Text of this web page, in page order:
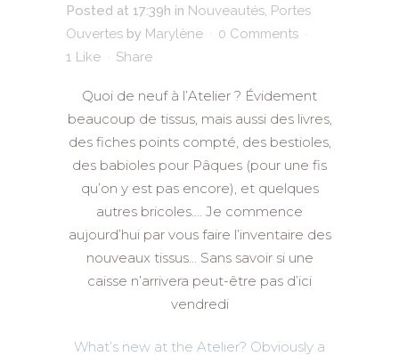
Posted at 17:39h in Nouveautés, Portes
Ouvertes by Marylène
0 Comments
1 Like Share
Quoi de neuf à l’Atelier ? Évidement
beaucoup de tissus, mais aussi des livres,
des fiches points compté, des bestioles,
des babioles pour Pâques (pour une fis
qu’on y est pas encore), et quelques
autres bricoles…. Je commence
aujourd’hui par vous faire l’inventaire des
nouveaux tissus… Sans savoir si une
caisse n’arrivera peut-être pas d’ici
vendredi
What’s new at the Atelier? Obviously a